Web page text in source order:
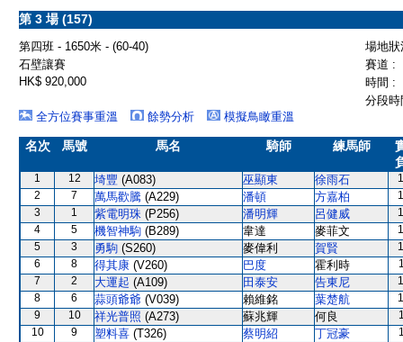
第 3 場 (157)
第四班 - 1650米 - (60-40)
場地
石壁讓賽
賽道 :
HK$ 920,000
時間 :
分段
全方位賽事重溫
餘勢分析 模擬鳥瞰重溫
名次 馬號 馬名 騎師 練馬師
1 12 埼豐 (A083) 巫顯東 徐雨石
2
7 萬馬歡騰 (A229) 潘頓 方嘉柏
3
1 紫電明珠 (P256) 潘明輝 呂健威
4
5 機智神駒 (B289) 韋達 麥菲文
5
3 勇駒 (S260) 麥偉利 賀賢
6
8 得其康 (V260) 巴度 霍利時
7
2 大運起 (A109) 田泰安 告東尼
8
6 蒜頭爺爺 (V039) 賴維銘 葉楚航
9
10 祥光普照 (A273) 蘇兆輝 何良
10
9 塑料喜 (T326) 蔡明紹 丁冠豪